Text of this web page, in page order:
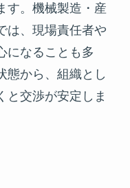
す。機械製造・産
は、現場責任者や
になることも多
態から、組織とし
と交渉が安定しま